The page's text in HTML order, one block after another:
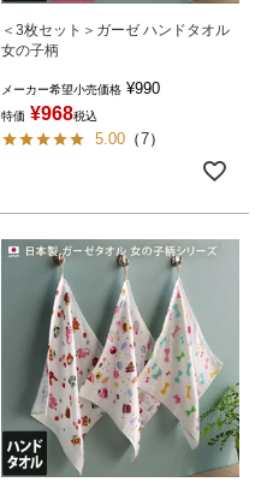
＜3枚セット＞ガーゼ ハンドタオル
女の子柄
メーカー希望小売価格 ¥990
特価 ¥968税込
5.00 （7）